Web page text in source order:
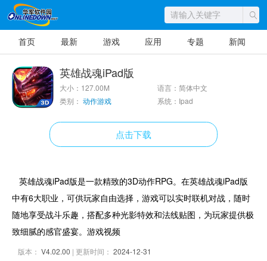
首页 最新 游戏 应用 专题 新闻
英雄战魂iPad版
大小：127.00M
语言：简体中文
类别： 动作游戏 系统：Ipad
点击下载
英雄战魂iPad版是一款精致的3D动作RPG。在英雄战魂iPad版
中有6大职业，可供玩家自由选择，游戏可以实时联机对战，随时
随地享受战斗乐趣，搭配多种光影特效和法线贴图，为玩家提供极
致细腻的感官盛宴。游戏视频
版本： V4.02.00 | 更新时间： 2024-12-31